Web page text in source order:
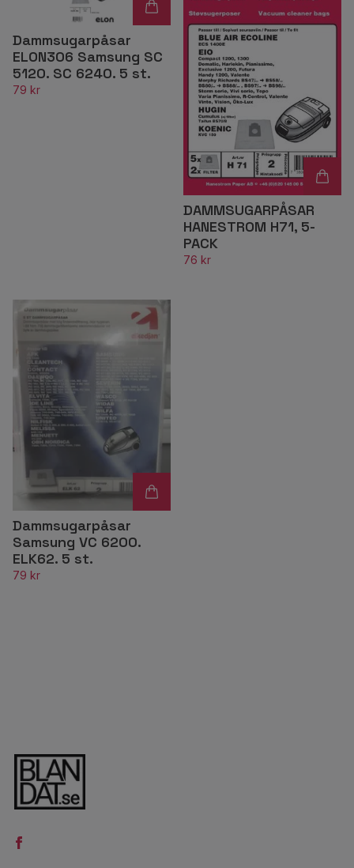
Dammsugarpåsar
ELON306 Samsung SC
5120. SC 6240. 5 st.
79 kr
DAMMSUGARPÅSAR
HANESTROM H71, 5-
PACK
76 kr
Dammsugarpåsar
Samsung VC 6200.
ELK62. 5 st.
79 kr